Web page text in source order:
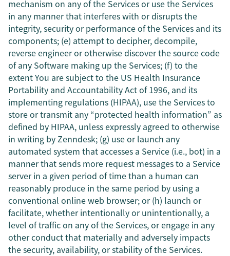
mechanism on any of the Services or use the Services
in any manner that interferes with or disrupts the
integrity, security or performance of the Services and its
components; (e) attempt to decipher, decompile,
reverse engineer or otherwise discover the source code
of any Software making up the Services; (f) to the
extent You are subject to the US Health Insurance
Portability and Accountability Act of 1996, and its
implementing regulations (HIPAA), use the Services to
store or transmit any “protected health information” as
defined by HIPAA, unless expressly agreed to otherwise
in writing by Zenndesk; (g) use or launch any
automated system that accesses a Service (i.e., bot) in a
manner that sends more request messages to a Service
server in a given period of time than a human can
reasonably produce in the same period by using a
conventional online web browser; or (h) launch or
facilitate, whether intentionally or unintentionally, a
level of traffic on any of the Services, or engage in any
other conduct that materially and adversely impacts
the security, availability, or stability of the Services.